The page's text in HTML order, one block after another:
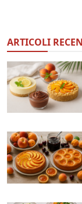
ARTICOLI